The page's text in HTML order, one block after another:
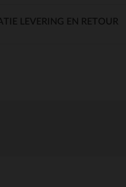
LEVERING EN RETOUR